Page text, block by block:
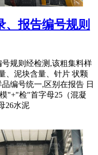
、报告编号规则
规则经检测,该粗集料样
、泥块含量、针片 状颗
编号统一,区别在报告 日
"+"检"首字母25（混凝
26水泥